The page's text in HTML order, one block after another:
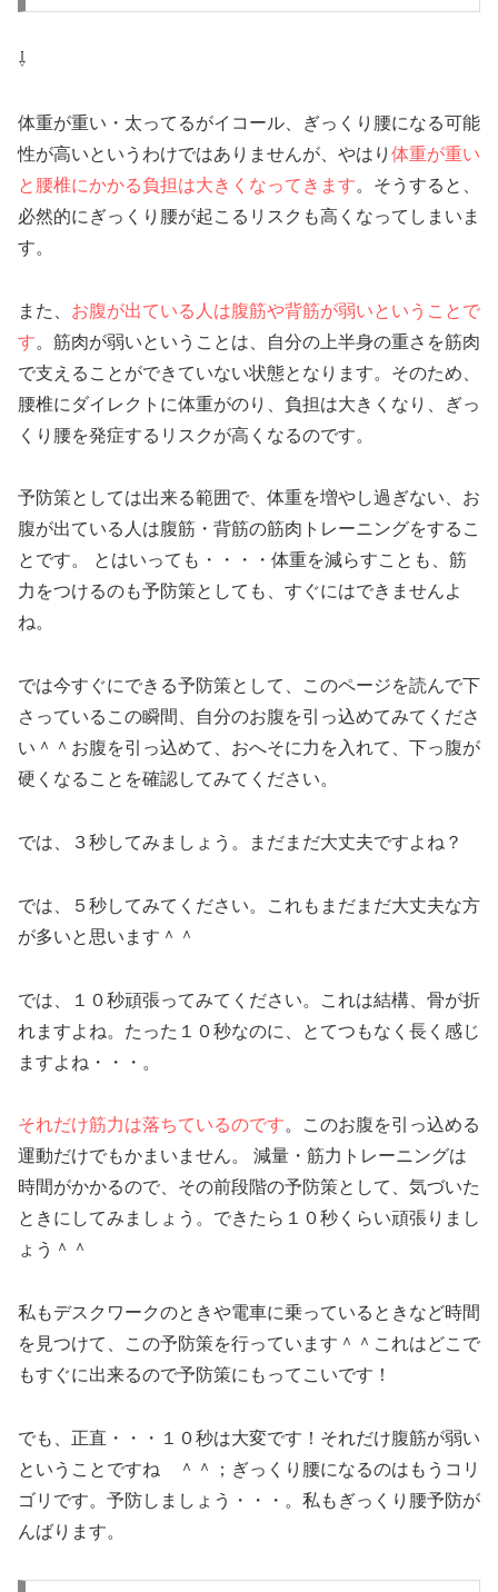
⇩
体重が重い・太ってるがイコール、ぎっくり腰になる可能
性が高いというわけではありませんが、やはり 体重が重い
と腰椎にかかる負担は大きくなってきます。そうすると、
必然的にぎっくり腰が起こるリスクも高くなってしまいま
す。
また、 お腹が出ている人は腹筋や背筋が弱いということで
す。筋肉が弱いということは、自分の上半身の重さを筋肉
で支えることができていない状態となります。そのため、
腰椎にダイレクトに体重がのり、負担は大きくなり、ぎっ
くり腰を発症するリスクが高くなるのです。
予防策としては出来る範囲で、体重を増やし過ぎない、お
腹が出ている人は腹筋・背筋の筋肉トレーニングをするこ
とです。 とはいっても・・・・体重を減らすことも、筋
力をつけるのも予防策としても、すぐにはできませんよ
ね。
では今すぐにできる予防策として、このページを読んで下
さっているこの瞬間、自分のお腹を引っ込めてみてくださ
い＾＾お腹を引っ込めて、おへそに力を入れて、下っ腹が
硬くなることを確認してみてください。
では、３秒してみましょう。まだまだ大丈夫ですよね？
では、５秒してみてください。これもまだまだ大丈夫な方
が多いと思います＾＾
では、１０秒頑張ってみてください。これは結構、骨が折
れますよね。たった１０秒なのに、とてつもなく長く感じ
ますよね・・・。
それだけ筋力は落ちているのです。このお腹を引っ込める
運動だけでもかまいません。 減量・筋力トレーニングは
時間がかかるので、その前段階の予防策として、気づいた
ときにしてみましょう。できたら１０秒くらい頑張りまし
ょう＾＾
私もデスクワークのときや電車に乗っているときなど時間
を見つけて、この予防策を行っています＾＾これはどこで
もすぐに出来るので予防策にもってこいです！
でも、正直・・・１０秒は大変です！それだけ腹筋が弱い
ということですね ＾＾；ぎっくり腰になるのはもうコリ
ゴリです。予防しましょう・・・。私もぎっくり腰予防が
んばります。